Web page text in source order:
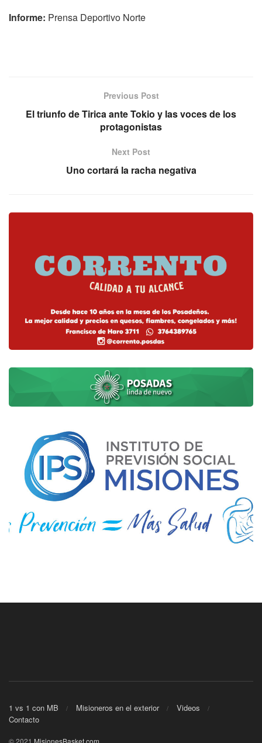
Informe: Prensa Deportivo Norte
Previous Post
El triunfo de Tirica ante Tokio y las voces de los
protagonistas
Next Post
Uno cortará la racha negativa
1 vs 1 con MB Misioneros en el exterior
Videos
Contacto
© 2021 MisionesBasket.com